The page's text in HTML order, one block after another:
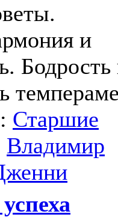
и
Бодрость
Старшие
Владимир